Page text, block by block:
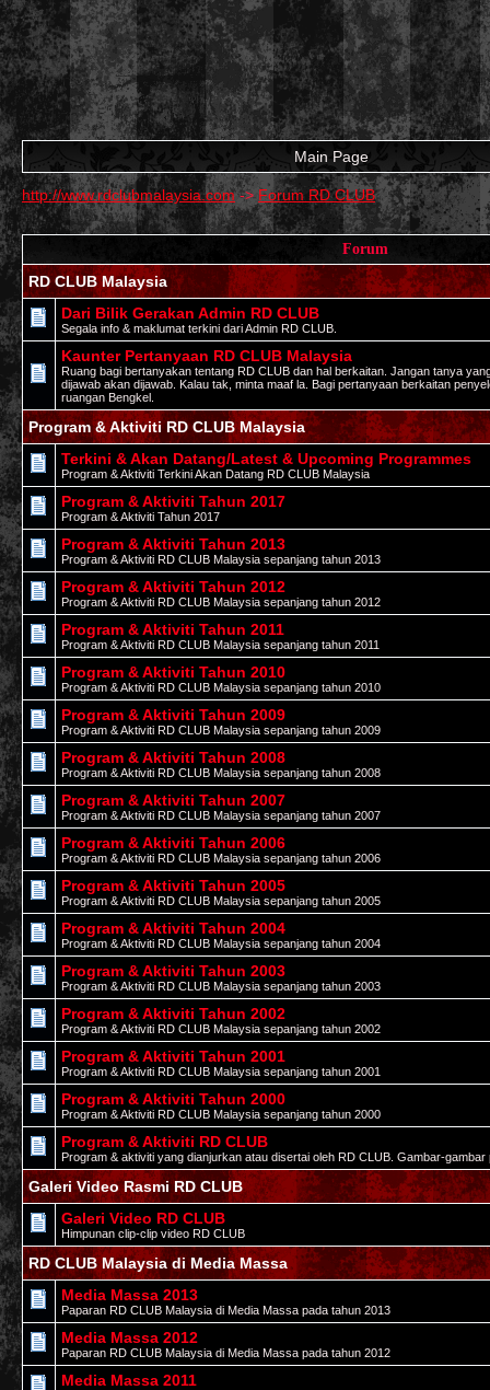
Main Page
http://www.rdclubmalaysia.com-> Forum RD CLUB
Forum
RD CLUB Malaysia
Dari Bilik Gerakan Admin RD CLUB
Segala info & maklumat terkini dari Admin RD CLUB.
Kaunter Pertanyaan RD CLUB Malaysia
Ruang bagi bertanyakan tentang RD CLUB dan hal berkaitan. Jangan tanya
dijawab akan dijawab. Kalau tak, minta maaf la. Bagi pertanyaan berkaitan
ruangan Bengkel.
Program & Aktiviti RD CLUB Malaysia
Terkini & Akan Datang/Latest & Upcoming Programmes
Program & Aktiviti Terkini Akan Datang RD CLUB Malaysia
Program & Aktiviti Tahun 2017
Program & Aktiviti Tahun 2017
Program & Aktiviti Tahun 2013
Program & Aktiviti RD CLUB Malaysia sepanjang tahun 2013
Program & Aktiviti Tahun 2012
Program & Aktiviti RD CLUB Malaysia sepanjang tahun 2012
Program & Aktiviti Tahun 2011
Program & Aktiviti RD CLUB Malaysia sepanjang tahun 2011
Program & Aktiviti Tahun 2010
Program & Aktiviti RD CLUB Malaysia sepanjang tahun 2010
Program & Aktiviti Tahun 2009
Program & Aktiviti RD CLUB Malaysia sepanjang tahun 2009
Program & Aktiviti Tahun 2008
Program & Aktiviti RD CLUB Malaysia sepanjang tahun 2008
Program & Aktiviti Tahun 2007
Program & Aktiviti RD CLUB Malaysia sepanjang tahun 2007
Program & Aktiviti Tahun 2006
Program & Aktiviti RD CLUB Malaysia sepanjang tahun 2006
Program & Aktiviti Tahun 2005
Program & Aktiviti RD CLUB Malaysia sepanjang tahun 2005
Program & Aktiviti Tahun 2004
Program & Aktiviti RD CLUB Malaysia sepanjang tahun 2004
Program & Aktiviti Tahun 2003
Program & Aktiviti RD CLUB Malaysia sepanjang tahun 2003
Program & Aktiviti Tahun 2002
Program & Aktiviti RD CLUB Malaysia sepanjang tahun 2002
Program & Aktiviti Tahun 2001
Program & Aktiviti RD CLUB Malaysia sepanjang tahun 2001
Program & Aktiviti Tahun 2000
Program & Aktiviti RD CLUB Malaysia sepanjang tahun 2000
Program & Aktiviti RD CLUB
Program & aktiviti yang dianjurkan atau disertai oleh RD CLUB. Gambar-
Galeri Video Rasmi RD CLUB
Galeri Video RD CLUB
Himpunan clip-clip video RD CLUB
RD CLUB Malaysia di Media Massa
Media Massa 2013
Paparan RD CLUB Malaysia di Media Massa pada tahun 2013
Media Massa 2012
Paparan RD CLUB Malaysia di Media Massa pada tahun 2012
Media Massa 2011